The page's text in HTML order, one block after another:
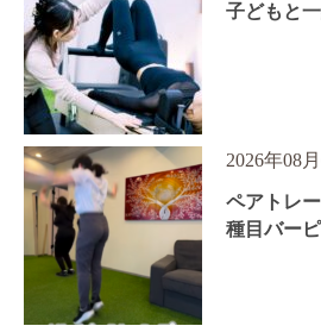
子どもと
2026年08
ペアトレ
種目バー